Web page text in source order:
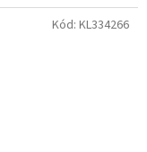
Kód: KL334266